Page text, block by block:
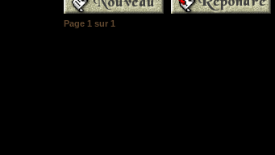
Page 1 sur 1